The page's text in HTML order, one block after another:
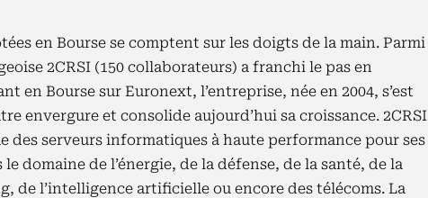
en Bourse se comptent sur les doigts de la main. Parmi
2CRSI (150 collaborateurs) a franchi le pas en
en Bourse sur Euronext, l’entreprise, née en 2004, s’est
envergure et consolide aujourd’hui sa croissance. 2CRSI
des serveurs informatiques à haute performance pour ses
domaine de l’énergie, de la défense, de la santé, de la
de l’intelligence artificielle ou encore des télécoms. La